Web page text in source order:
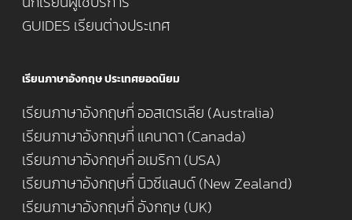
GUIDES เรียนต่างประเทศ
เรียนภาษาอังกฤษ ประเทศยอดนิยม
เรียนภาษาอังกฤษที่ ออสเตรเลีย (Australia)
เรียนภาษาอังกฤษที่ แคนาดา (Canada)
เรียนภาษาอังกฤษที่ อเมริกา (USA)
เรียนภาษาอังกฤษที่ นิวซีแลนด์ (New Zealand)
เรียนภาษาอังกฤษที่ อังกฤษ (UK)